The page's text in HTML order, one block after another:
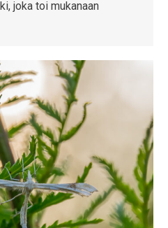
joka toi mukanaan